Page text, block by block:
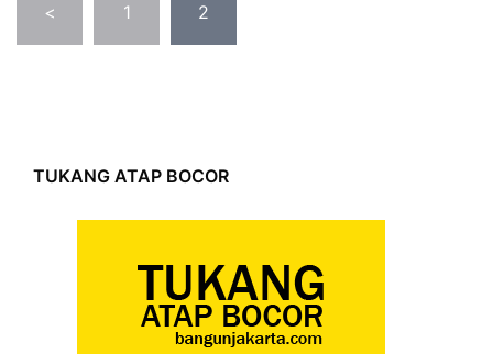
pagination
< 1 2
TUKANG ATAP BOCOR